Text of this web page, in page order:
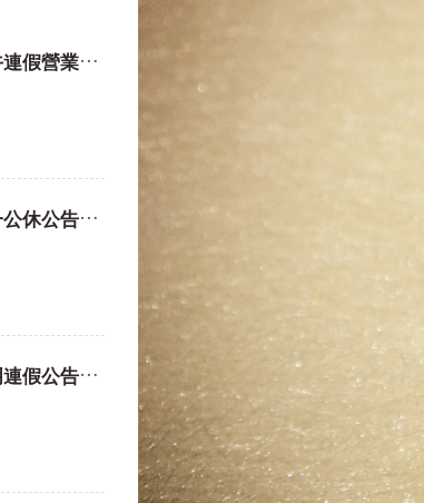
彩
糖 端午連假營業時間(2026)
彩
糖 五一公休公告(2026)
彩
糖 清明連假公告(2026)